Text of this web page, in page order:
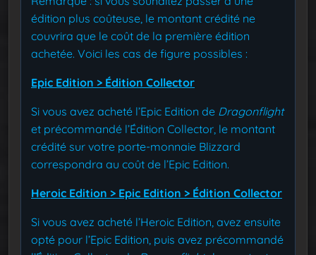
édition plus coûteuse, le montant crédité ne
couvrira que le coût de la première édition
achetée. Voici les cas de figure possibles :
Epic Edition > Édition Collector
Si vous avez acheté l’Epic Edition de Dragonflight
et précommandé l’Édition Collector, le montant
crédité sur votre porte-monnaie Blizzard
correspondra au coût de l’Epic Edition.
Heroic Edition > Epic Edition > Édition Collector
Si vous avez acheté l’Heroic Edition, avez ensuite
opté pour l’Epic Edition, puis avez précommandé